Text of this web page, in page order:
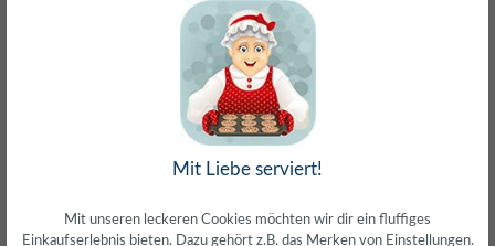
LNB Set
Mit Liebe serviert!
Mit unseren leckeren Cookies möchten wir dir ein fluffiges
Einkaufserlebnis bieten. Dazu gehört z.B. das Merken von Einstellungen.